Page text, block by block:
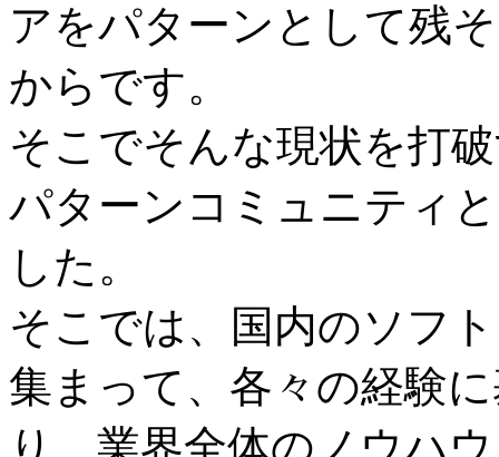
アをパターンとして残
からです。
そこでそんな現状を打
パターンコミュニティ
した。
そこでは、国内のソフ
集まって、各々の経験
り、業界全体のノウハ